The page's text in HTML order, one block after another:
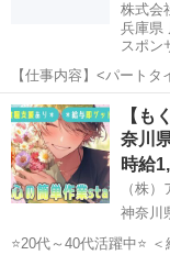
株式会
兵庫県
スポン
【仕事内容】<パート
勤務時間など柔軟に対
あり!残業少なめ!<兵庫
に集められた荷物の開
アルバイト・パート
【も
奈川
時給
（株
神奈川
⭐20代～40代活躍中⭐ ＜経験ゼロの方でもしっかり稼げる環境！＞頑